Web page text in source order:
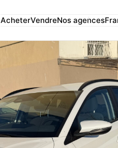
AcheterVendreNos agences